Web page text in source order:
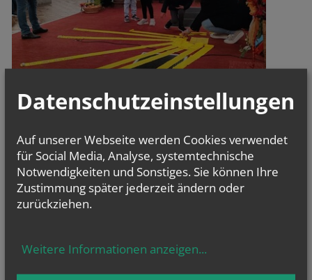
Datenschutzeinstellungen
Auf unserer Webseite werden Cookies verwendet
für Social Media, Analyse, systemtechnische
Notwendigkeiten und Sonstiges. Sie können Ihre
Zustimmung später jederzeit ändern oder
zurückziehen.
Weitere Informationen anzeigen...